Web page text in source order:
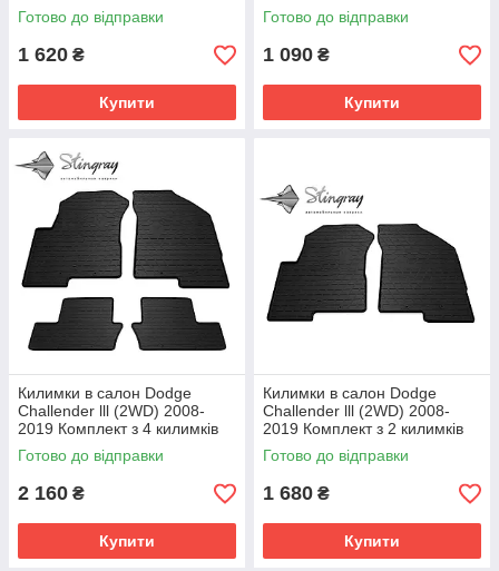
Готово до відправки
1 620 ₴
Купити
Готово до відправки
1 090 ₴
Купити
Килимки в салон Dodge
Challender lll (2WD) 2008-
2019 Комплект з 4 килимків
Стінгрей
Готово до відправки
2 160 ₴
Купити
Килимки в салон Dodge
Challender lll (2WD) 2008-
2019 Комплект з 2 килимків
Стінгрей
Готово до відправки
1 680 ₴
Купити